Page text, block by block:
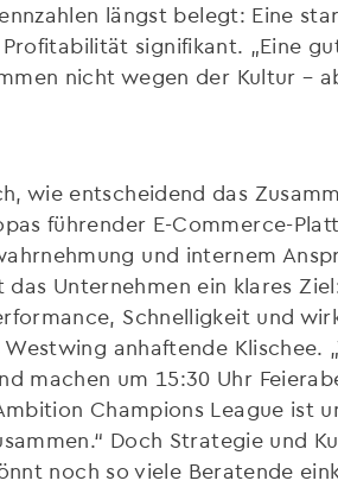
längst belegt: Eine
signifikant. „Eine
nicht wegen der Kultur –
wie entscheidend das
führender E-Commerce-
und internem
Unternehmen ein klares
Schnelligkeit und
anhaftende Klischee.
machen um 15:30 Uhr
Champions League ist
Doch Strategie und
noch so viele Beratende